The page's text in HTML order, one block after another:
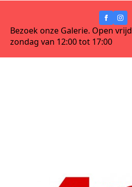
Bezoek onze Galerie. Open
zondag van 12:00 tot 17:00